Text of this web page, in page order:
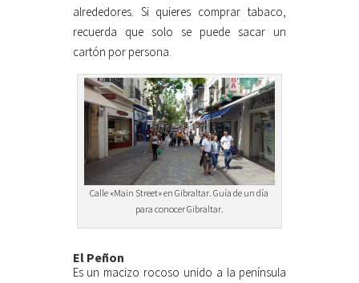
alrededores. Si quieres comprar tabaco,
recuerda que solo se puede sacar un
cartón por persona.
Calle «Main Street» en Gibraltar. Guía de un día
para conocer Gibraltar.
El Peñon
Es un macizo rocoso unido a la península